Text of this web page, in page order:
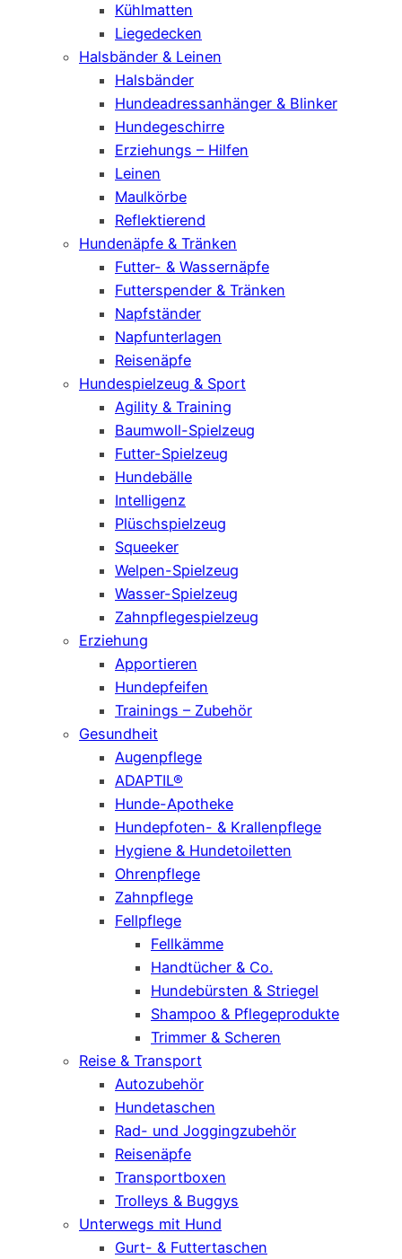
Kühlmatten
Liegedecken
Halsbänder & Leinen
Halsbänder
Hundeadressanhänger & Blinker
Hundegeschirre
Erziehungs – Hilfen
Leinen
Maulkörbe
Reflektierend
Hundenäpfe & Tränken
Futter- & Wassernäpfe
Futterspender & Tränken
Napfständer
Napfunterlagen
Reisenäpfe
Hundespielzeug & Sport
Agility & Training
Baumwoll-Spielzeug
Futter-Spielzeug
Hundebälle
Intelligenz
Plüschspielzeug
Squeeker
Welpen-Spielzeug
Wasser-Spielzeug
Zahnpflegespielzeug
Erziehung
Apportieren
Hundepfeifen
Trainings – Zubehör
Gesundheit
Augenpflege
ADAPTIL®
Hunde-Apotheke
Hundepfoten- & Krallenpflege
Hygiene & Hundetoiletten
Ohrenpflege
Zahnpflege
Fellpflege
Fellkämme
Handtücher & Co.
Hundebürsten & Striegel
Shampoo & Pflegeprodukte
Trimmer & Scheren
Reise & Transport
Autozubehör
Hundetaschen
Rad- und Joggingzubehör
Reisenäpfe
Transportboxen
Trolleys & Buggys
Unterwegs mit Hund
Gurt- & Futtertaschen